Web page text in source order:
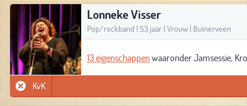
Lonneke Visser
Pop/rockband | 53 jaar | Vrouw | Buinerveen
13 eigenschappenwaaronder Jamsessie,
KvK